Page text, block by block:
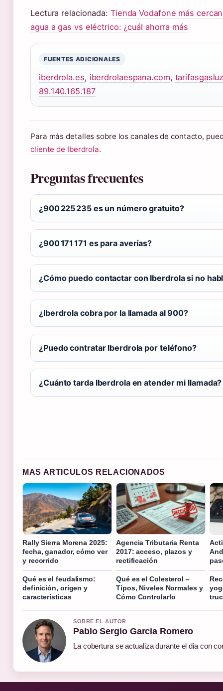
Lectura relacionada: Tienda Vodafone más
agua a gas vs eléctrico: ¿cuál ahorra más
FUENTES ADICIONALES
iberdrola.es, iberdrolaespana.com,
89.140.165.187
Para más detalles sobre los canales de contacto,
cliente de Iberdrola.
Preguntas frecuentes
¿900 225 235 es un número gratuito?
¿900 171 171 es para averías?
¿Cómo puedo contactar con Iberdrola si no
¿Iberdrola cobra por la llamada al 900?
¿Puedo contratar Iberdrola por teléfono?
¿Cuánto tarda Iberdrola en atender mi llamada?
MAS ARTICULOS RELACIONADOS
Rally Sierra Morena 2025:
fecha, ganador, cómo ver
y recorrido
Agencia Tributaria Renta
2017: acceso, plazos y
rectificación
Qué es el feudalismo:
definición, origen y
características
Qué es el Colesterol –
Tipos, Niveles Normales y
Cómo Controlarlo
SOBRE EL AUTOR
Pablo Sergio Garcia Romero
La cobertura se actualiza durante el dia con